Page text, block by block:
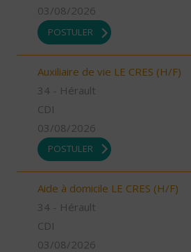
03/08/2026
POSTULER
Auxiliaire de vie LE CRES (H/F)
34 - Hérault
CDI
03/08/2026
POSTULER
Aide à domicile LE CRES (H/F)
34 - Hérault
CDI
03/08/2026